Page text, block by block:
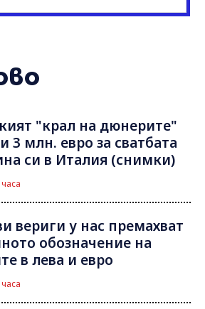
"крал на дюнерите"
3 млн. евро за сватбата
си в Италия (снимки)
вериги у нас премахват
обозначение на
в лева и евро